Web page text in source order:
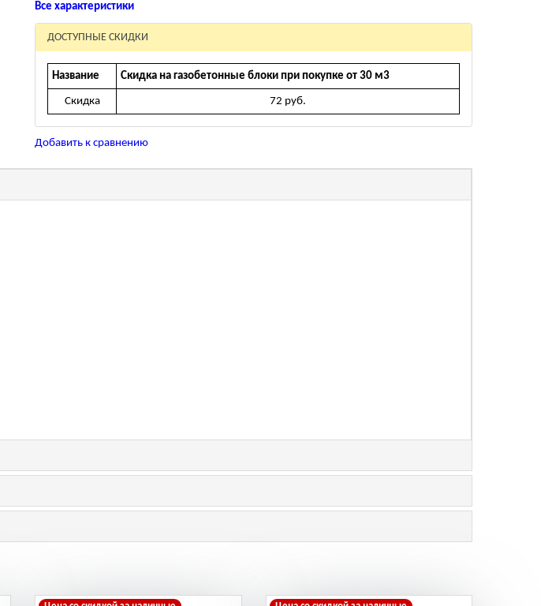
Все характеристики
ДОСТУПНЫЕ СКИДКИ
Название Скидка на газобетонные блоки при покупке от 30 м3
Скидка 72 руб.
Добавить к сравнению